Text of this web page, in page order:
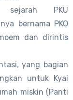
sejarah PKU
bernama PKO
dan dirintis
yang bagian
untuk Kyai
miskin (Panti